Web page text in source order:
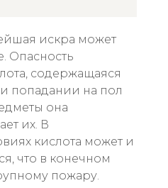
искра может
Опасность
содержащаяся
попадании на пол
она
их. В
кислота может и
что в конечном
пожару.